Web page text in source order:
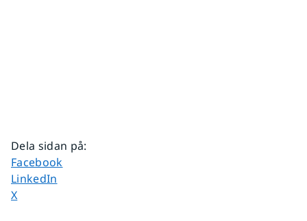
Dela sidan på:
Dela sidan på
Facebook
Dela sidan på
LinkedIn
Dela sidan på
X